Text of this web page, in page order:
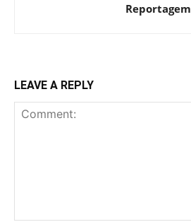
Reportagem
LEAVE A REPLY